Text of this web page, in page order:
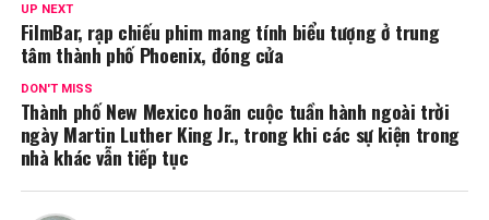
UP NEXT
FilmBar, rạp chiếu phim mang tính biểu tượng ở trung
tâm thành phố Phoenix, đóng cửa
DON'T MISS
Thành phố New Mexico hoãn cuộc tuần hành ngoài trời
ngày Martin Luther King Jr., trong khi các sự kiện trong
nhà khác vẫn tiếp tục